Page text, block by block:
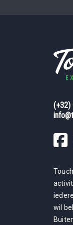
(+32)
wil